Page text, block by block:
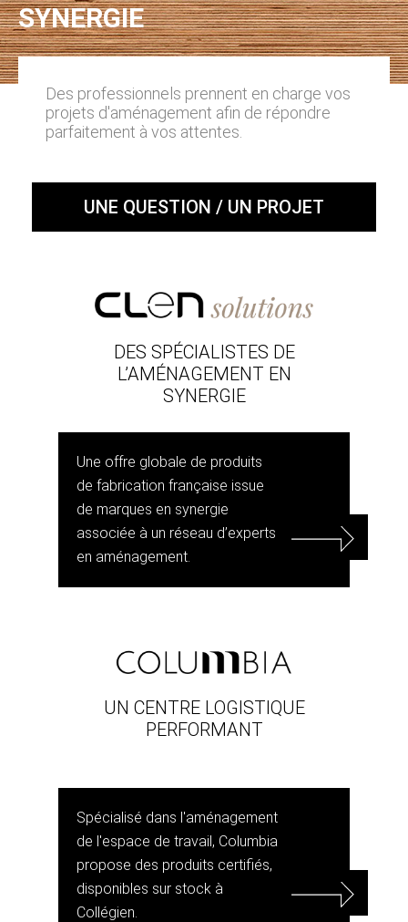
SYNERGIE
Des professionnels prennent en charge vos
projets d'aménagement afin de répondre
parfaitement à vos attentes.
UNE QUESTION / UN PROJET
DES SPÉCIALISTES DE
L’AMÉNAGEMENT EN
SYNERGIE
Une offre globale de produits
de fabrication française issue
de marques en synergie
associée à un réseau d’experts
en aménagement.
UN CENTRE LOGISTIQUE
PERFORMANT
Spécialisé dans l'aménagement
de l'espace de travail, Columbia
propose des produits certifiés,
disponibles sur stock à
Collégien.